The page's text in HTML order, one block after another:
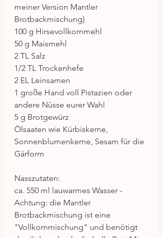
meiner Version Mantler
Brotbackmischung)
100 g Hirsevollkornmehl
50 g Maismehl
2 TL Salz
1/2 TL Trockenhefe
2 EL Leinsamen
1 große Hand voll Pistazien oder
andere Nüsse eurer Wahl
5 g Brotgewürz
Ölsaaten wie Kürbiskerne,
Sonnenblumenkerne, Sesam für die
Gärform
Nasszutaten:
ca. 550 ml lauwarmes Wasser -
Achtung: die Mantler
Brotbackmischung ist eine
"Vollkornmischung" und benötigt